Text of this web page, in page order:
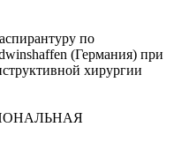
по
(Германия) при
хирургии